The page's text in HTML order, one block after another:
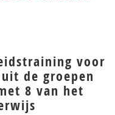
voor
de groepen
8 van het